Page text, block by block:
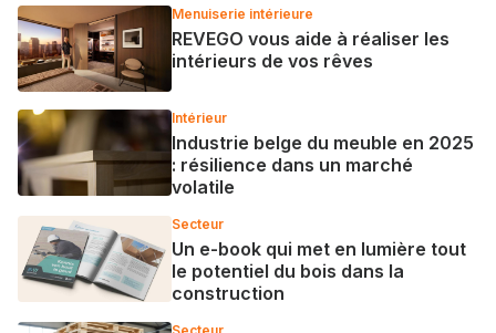
Menuiserie intérieure
REVEGO vous aide à réaliser les
intérieurs de vos rêves
Intérieur
Industrie belge du meuble en 2025
: résilience dans un marché
volatile
Secteur
Un e-book qui met en lumière tout
le potentiel du bois dans la
construction